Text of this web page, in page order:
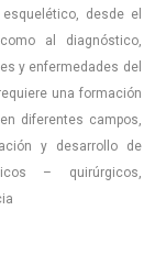
desde el
al diagnóstico,
y enfermedades del
una formación
diferentes campos,
y desarrollo de
– quirúrgicos,